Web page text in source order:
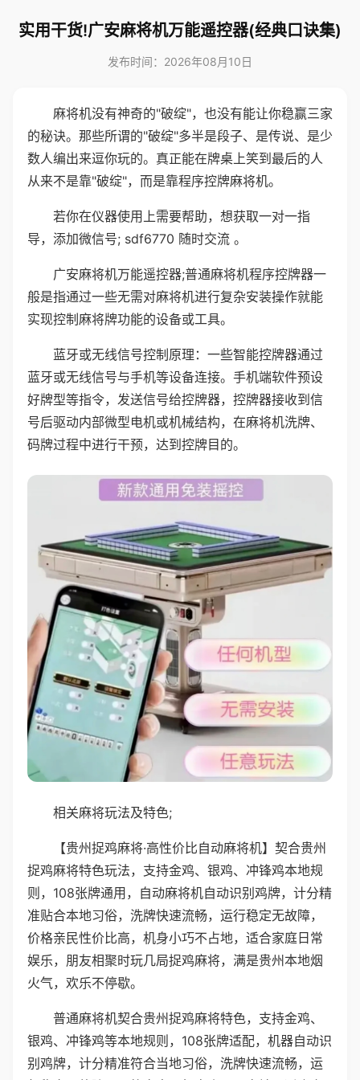
实用干货!广安麻将机万能遥控器(经典口诀集)
发布时间：2026年08月10日
麻将机没有神奇的"破绽"，也没有能让你稳赢三家
的秘诀。那些所谓的"破绽"多半是段子、是传说、是少
数人编出来逗你玩的。真正能在牌桌上笑到最后的人
从来不是靠"破绽"，而是靠程序控牌麻将机。
若你在仪器使用上需要帮助，想获取一对一指
导，添加微信号; sdf6770 随时交流 。
广安麻将机万能遥控器;普通麻将机程序控牌器一
般是指通过一些无需对麻将机进行复杂安装操作就能
实现控制麻将牌功能的设备或工具。
蓝牙或无线信号控制原理：一些智能控牌器通过
蓝牙或无线信号与手机等设备连接。手机端软件预设
好牌型等指令，发送信号给控牌器，控牌器接收到信
号后驱动内部微型电机或机械结构，在麻将机洗牌、
码牌过程中进行干预，达到控牌目的。
相关麻将玩法及特色;
【贵州捉鸡麻将·高性价比自动麻将机】契合贵州
捉鸡麻将特色玩法，支持金鸡、银鸡、冲锋鸡本地规
则，108张牌通用，自动麻将机自动识别鸡牌，计分精
准贴合本地习俗，洗牌快速流畅，运行稳定无故障，
价格亲民性价比高，机身小巧不占地，适合家庭日常
娱乐，朋友相聚时玩几局捉鸡麻将，满是贵州本地烟
火气，欢乐不停歇。
普通麻将机契合贵州捉鸡麻将特色，支持金鸡、
银鸡、冲锋鸡等本地规则，108张牌适配，机器自动识
别鸡牌，计分精准符合当地习俗，洗牌快速流畅，运